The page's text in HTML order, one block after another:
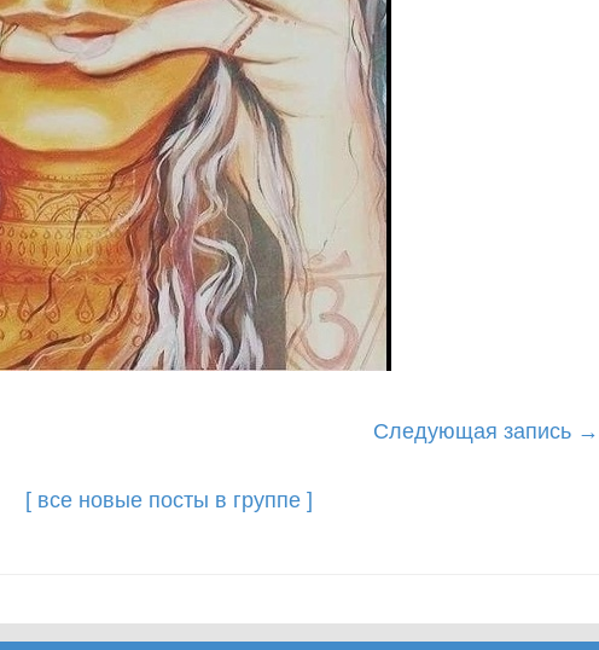
Следующая запись →
[ все новые посты в группе ]